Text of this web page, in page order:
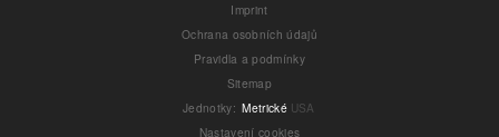
Imprint
Ochrana osobních údajů
Pravidla a podmínky
Sitemap
Jednotky: Metrické USA
Nastavení cookies